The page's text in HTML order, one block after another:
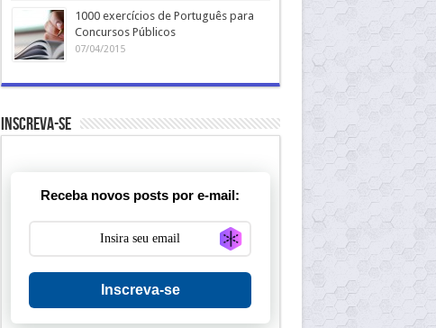
1000 exercícios de Português para
Concursos Públicos
07/04/2015
Inscreva-se
Receba novos posts por e-mail:
Inscreva-se